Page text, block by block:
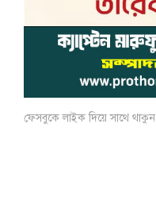
ফেসবুকে লাইক দিয়ে সাথে থাকুন